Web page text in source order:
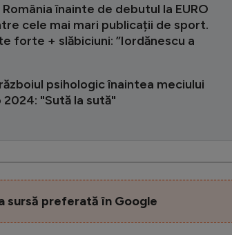
înainte de debutul la EURO
cele mai mari publicații de sport.
forte + slăbiciuni: ”Iordănescu a
psihologic înaintea meciului
2024: "Sută la sută"
sursă preferată în Google